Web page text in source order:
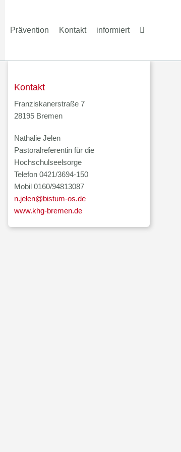
Prävention Kontakt informiert
Kontakt
Franziskanerstraße 7
28195 Bremen
Nathalie Jelen
Pastoralreferentin für die
Hochschulseelsorge
Telefon 0421/3694-150
Mobil 0160/94813087
n.jelen@bistum-os.de
www.khg-bremen.de